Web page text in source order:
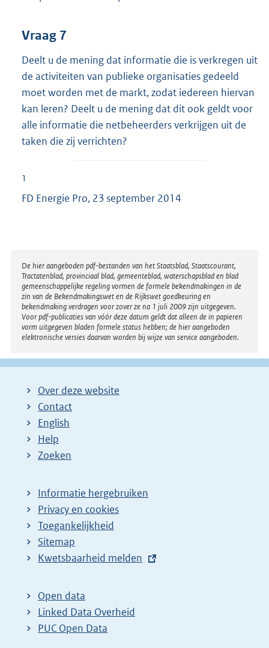
Vraag 7
Deelt u de mening dat informatie die is verkregen uit
de activiteiten van publieke organisaties gedeeld
moet worden met de markt, zodat iedereen hiervan
kan leren? Deelt u de mening dat dit ook geldt voor
alle informatie die netbeheerders verkrijgen uit de
taken die zij verrichten?
1
FD Energie Pro, 23 september 2014
Disclaimer
De hier aangeboden pdf-bestanden van het Staatsblad, Staatscourant,
Tractatenblad, provinciaal blad, gemeenteblad, waterschapsblad en blad
gemeenschappelijke regeling vormen de formele bekendmakingen in de
zin van de Bekendmakingswet en de Rijkswet goedkeuring en
bekendmaking verdragen voor zover ze na 1 juli 2009 zijn uitgegeven.
Voor pdf-publicaties van vóór deze datum geldt dat alleen de in papieren
vorm uitgegeven bladen formele status hebben; de hier aangeboden
elektronische versies daarvan worden bij wijze van service aangeboden.
Over deze website
Contact
English
Help
Zoeken
Informatie hergebruiken
Privacy en cookies
Toegankelijkheid
Sitemap
E
t
e
r
Kwetsbaarheid melden
Open data
Linked Data Overheid
PUC Open Data